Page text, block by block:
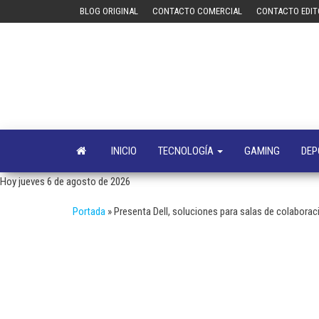
BLOG ORIGINAL CONTACTO COMERCIAL CONTACTO
INICIO TECNOLOGÍA GAMING
Hoy jueves 6 de agosto de 2026
Portada »Presenta Dell, soluciones para salas de